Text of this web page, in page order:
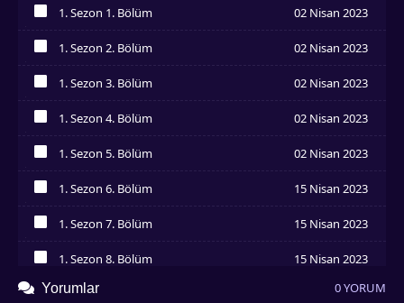
1. Sezon 1. Bölüm 02 Nisan 2023
1. Sezon 2. Bölüm 02 Nisan 2023
1. Sezon 3. Bölüm 02 Nisan 2023
1. Sezon 4. Bölüm 02 Nisan 2023
1. Sezon 5. Bölüm 02 Nisan 2023
1. Sezon 6. Bölüm 15 Nisan 2023
1. Sezon 7. Bölüm 15 Nisan 2023
İzledim
1. Sezon 8. Bölüm 15 Nisan 2023
1. Sezon 9. Bölüm 15 Nisan 2023
Yorumlar 0 YORUM